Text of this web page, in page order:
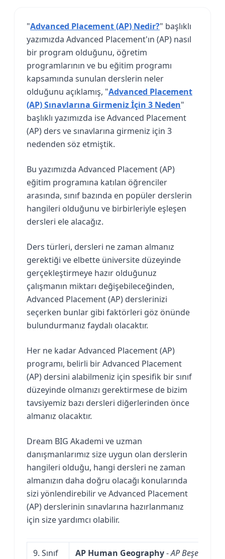
"Advanced Placement (AP) Nedir?" başlıklı
yazımızda Advanced Placement'ın (AP) nasıl
bir program olduğunu, öğretim
programlarının ve bu eğitim programı
kapsamında sunulan derslerin neler
olduğunu açıklamış, "Advanced Placement
(AP) Sınavlarına Girmeniz İçin 3 Neden"
başlıklı yazımızda ise Advanced Placement
(AP) ders ve sınavlarına girmeniz için 3
nedenden söz etmiştik.
Bu yazımızda Advanced Placement (AP)
eğitim programına katılan öğrenciler
arasında, sınıf bazında en popüler derslerin
hangileri olduğunu ve birbirleriyle eşleşen
dersleri ele alacağız.
Ders türleri, dersleri ne zaman almanız
gerektiği ve elbette üniversite düzeyinde
gerçekleştirmeye hazır olduğunuz
çalışmanın miktarı değişebileceğinden,
Advanced Placement (AP) derslerinizi
seçerken bunlar gibi faktörleri göz önünde
bulundurmanız faydalı olacaktır.
Her ne kadar Advanced Placement (AP)
programı, belirli bir Advanced Placement
(AP) dersini alabilmeniz için spesifik bir sınıf
düzeyinde olmanızı gerektirmese de bizim
tavsiyemiz bazı dersleri diğerlerinden önce
almanız olacaktır.
Dream BIG Akademi ve uzman
danışmanlarımız size uygun olan derslerin
hangileri olduğu, hangi dersleri ne zaman
almanızın daha doğru olacağı konularında
sizi yönlendirebilir ve Advanced Placement
(AP) derslerinin sınavlarına hazırlanmanız
için size yardımcı olabilir.
9. Sınıf AP Human Geography-AP Beşeri